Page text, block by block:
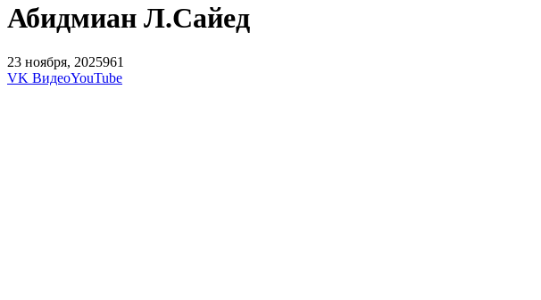
Абидмиан Л.Сайед
23 ноября, 2025961
VK ВидеоYouTube